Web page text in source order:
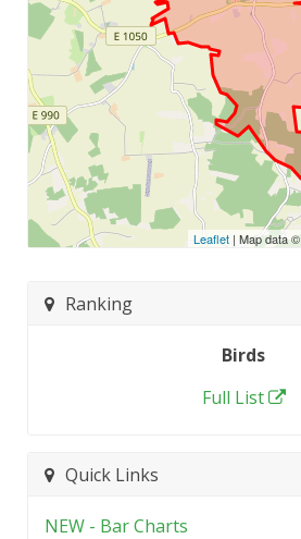
Leaflet | Map data ©
Ranking
Birds
Full List
Quick Links
NEW - Bar Charts